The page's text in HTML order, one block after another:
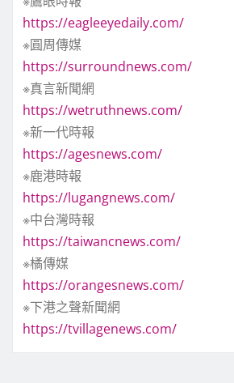
https://eagleeyedaily.com/
※圓周傳媒
https://surroundnews.com/
※真言新聞網
https://wetruthnews.com/
※新一代時報
https://agesnews.com/
※鹿港時報
https://lugangnews.com/
※中台灣時報
https://taiwancnews.com/
※橘傳媒
https://orangesnews.com/
※下港之聲新聞網
https://tvillagenews.com/